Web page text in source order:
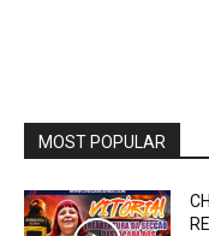
MOST POPULAR